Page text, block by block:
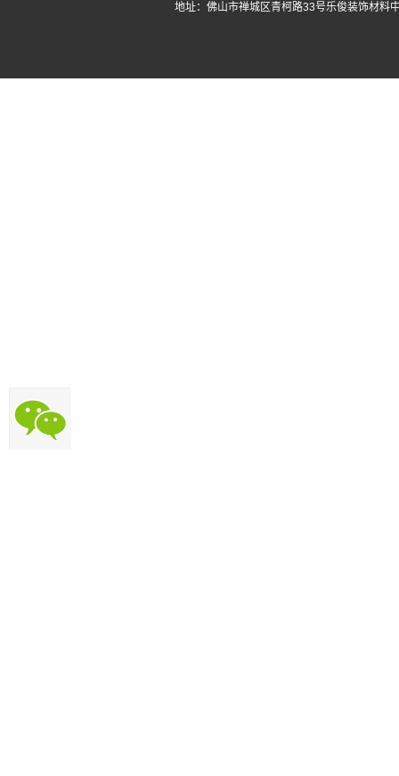
地址：佛山市禅城区青柯路33号乐俊装饰材